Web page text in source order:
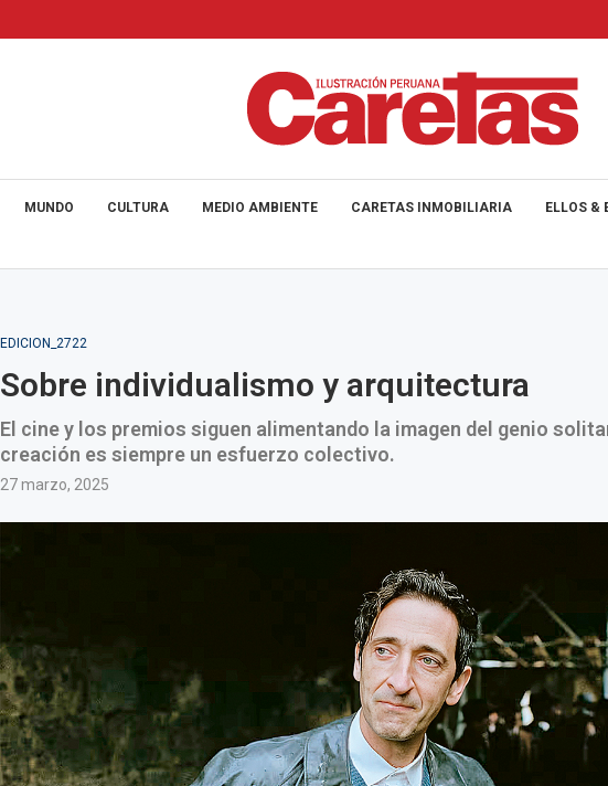
MUNDO CULTURA MEDIO AMBIENTE CARETAS INMOBILIARIA ELLOS &
EDICION_2722
Sobre individualismo y arquitectura
El cine y los premios siguen alimentando la imagen del genio
creación es siempre un esfuerzo colectivo.
27 marzo, 2025